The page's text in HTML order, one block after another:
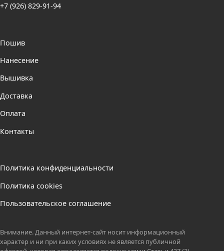
+7 (926) 829-91-94
Пошив
Нанесение
Вышивка
Доставка
Оплата
Контакты
Политика конфиденциальности
Политика cookies
Пользовательское соглашение
Внимание. Данный интернет-сайт носит информационный
характер и ни при каких условиях не является публичной